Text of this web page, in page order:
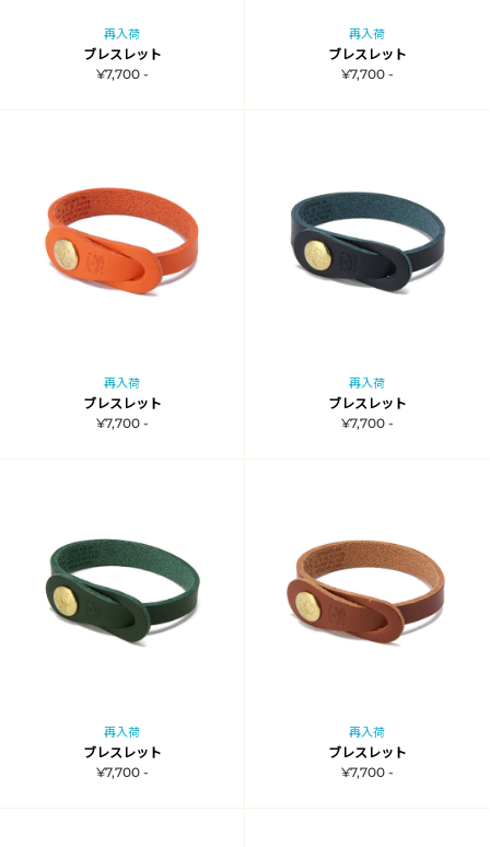
再入荷
ブレスレット
¥7,700 -
再入荷
ブレスレット
¥7,700 -
再入荷
ブレスレット
¥7,700 -
再入荷
ブレスレット
¥7,700 -
再入荷
ブレスレット
¥7,700 -
再入荷
ブレスレット
¥7,700 -